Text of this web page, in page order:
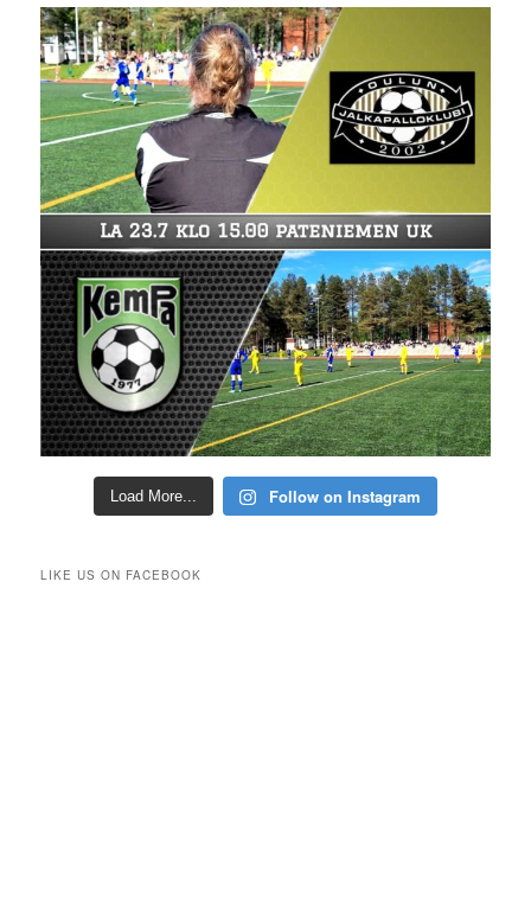
Load More... Follow on Instagram
LIKE US ON FACEBOOK